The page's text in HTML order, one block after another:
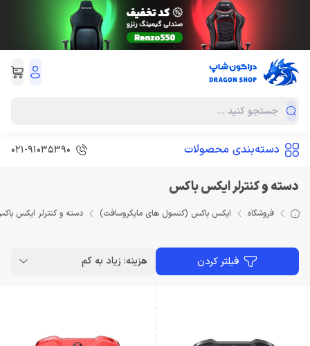
دسته‌بندی محصولات 021-91035390
دسته و کنترلر ایکس باکس
فروشگاه ایکس باکس (کنسول های مایکروسافت) دسته و کنترلر ایکس
فیلتر کردن هزینه: زیاد به کم